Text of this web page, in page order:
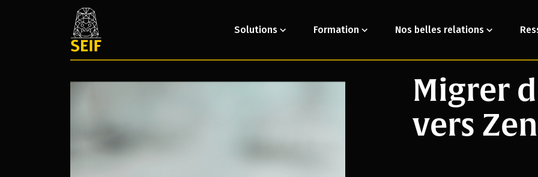
Solutions Formation Nos belles relations
Migrer
vers